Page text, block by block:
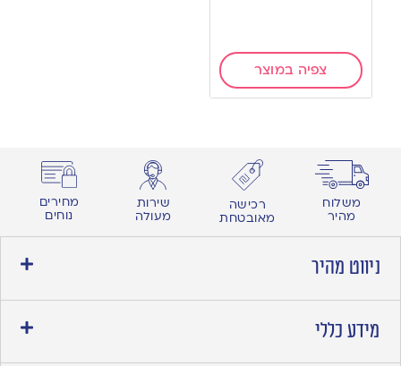
צפיה במוצר
משלוח
מהיר
רכישה
מאובטחת
שירות
מעולה
מחירים
נוחים
ניווט מהיר
מידע כללי